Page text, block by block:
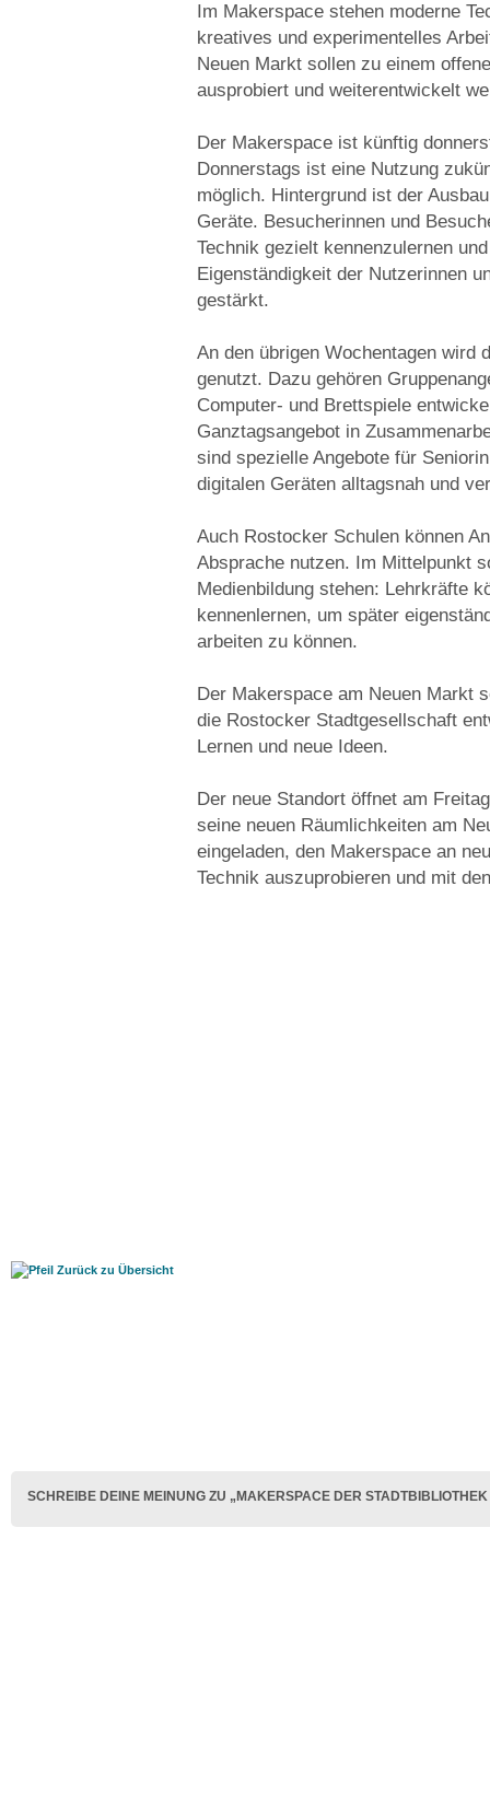
Im Makerspace stehen moderne
kreatives und experimentelles
Neuen Markt sollen zu einem
ausprobiert und weiterentwickelt
Der Makerspace ist künftig
Donnerstags ist eine Nutzung
möglich. Hintergrund ist der
Geräte. Besucherinnen und
Technik gezielt kennenzulernen
Eigenständigkeit der Nutzerinnen
gestärkt.
An den übrigen Wochentagen wird
genutzt. Dazu gehören
Computer- und Brettspiele
Ganztagsangebot in
sind spezielle Angebote für
digitalen Geräten alltagsnah und
Auch Rostocker Schulen können
Absprache nutzen. Im Mittelpunkt
Medienbildung stehen: Lehrkräfte
kennenlernen, um später
arbeiten zu können.
Der Makerspace am Neuen Markt
die Rostocker Stadtgesellschaft
Lernen und neue Ideen.
Der neue Standort öffnet am
seine neuen Räumlichkeiten am
eingeladen, den Makerspace an
Technik auszuprobieren und mit
Zurück zu Übersicht
SCHREIBE DEINE MEINUNG ZU „MAKERSPACE DER